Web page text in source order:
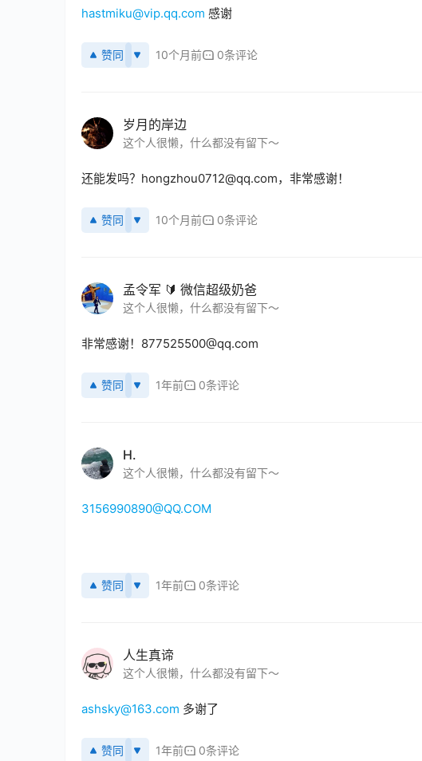
hastmiku@vip.qq.com 感谢
赞同 10个月前 0条评论
岁月的岸边
这个人很懒，什么都没有留下～
还能发吗？hongzhou0712@qq.com，非常感谢！
赞同 10个月前 0条评论
孟令军 🔰 微信超级奶爸
这个人很懒，什么都没有留下～
非常感谢！877525500@qq.com
赞同 1年前 0条评论
H.
这个人很懒，什么都没有留下～
3156990890@QQ.COM
赞同 1年前 0条评论
人生真谛
这个人很懒，什么都没有留下～
ashsky@163.com 多谢了
赞同 1年前 0条评论